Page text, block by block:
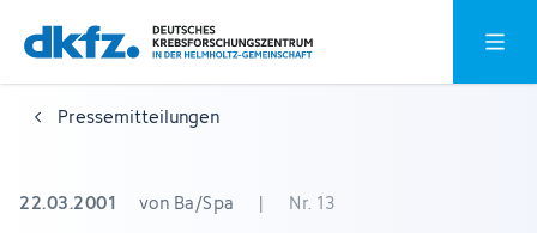
Zum
Hauptinhalt
springen
Zur
Fußzeile
springen
Pressemitteilungen
22.03.2001 von Ba/Spa | Nr. 13